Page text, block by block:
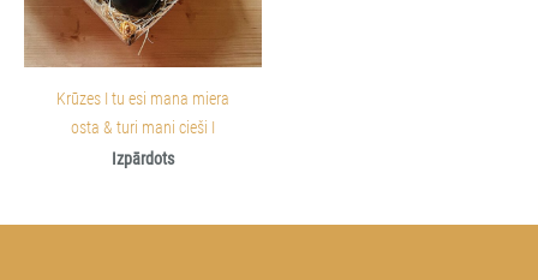
Krūzes I tu esi mana miera
osta & turi mani cieši I
Izpārdots